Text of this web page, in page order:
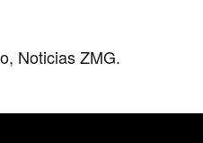
Noticias ZMG.